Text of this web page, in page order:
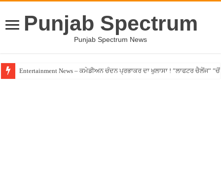
Punjab Spectrum
Punjab Spectrum News
Entertainment News – ਕਮੇਡੀਅਨ ਚੰਦਨ ਪ੍ਰਭਾਕਰ ਦਾ ਖੁਲਾਸਾ ! ”ਲਾਫਟਰ ਚੈਲੇਂਜ”